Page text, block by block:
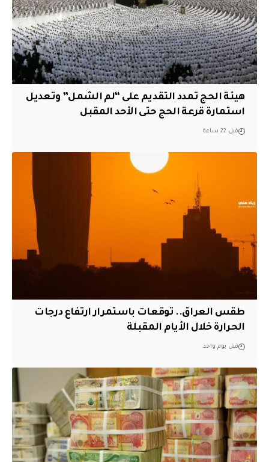
هيئة الحج تمدد التقديم على “لم الشمل” وتعديل
استمارة قرعة الحج حتى الأحد المقبل
قبل 22 ساعة
طقس العراق.. توقعات باستمرار ارتفاع درجات
الحرارة خلال الأيام المقبلة
قبل يوم واحد